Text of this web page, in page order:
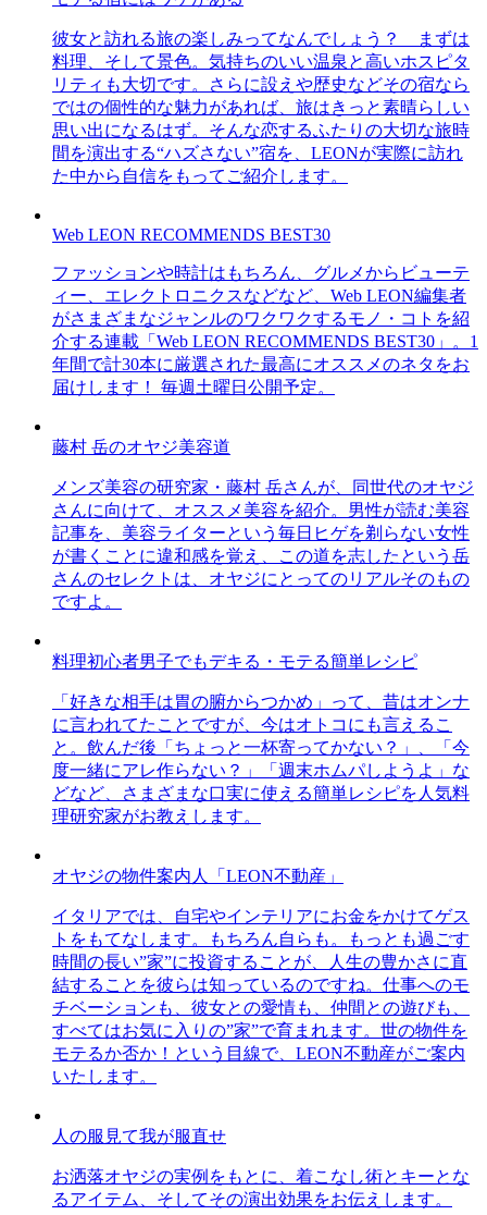
彼女と訪れる旅の楽しみってなんでしょう？ まずは
料理、そして景色。気持ちのいい温泉と高いホスピタ
リティも大切です。さらに設えや歴史などその宿なら
ではの個性的な魅力があれば、旅はきっと素晴らしい
思い出になるはず。そんな恋するふたりの大切な旅時
間を演出する“ハズさない”宿を、LEONが実際に訪れ
た中から自信をもってご紹介します。
Web LEON RECOMMENDS BEST30
ファッションや時計はもちろん、グルメからビューテ
ィー、エレクトロニクスなどなど、Web LEON編集者
がさまざまなジャンルのワクワクするモノ・コトを紹
介する連載「Web LEON RECOMMENDS BEST30」。1
年間で計30本に厳選された最高にオススメのネタをお
届けします！ 毎週土曜日公開予定。
藤村 岳のオヤジ美容道
メンズ美容の研究家・藤村 岳さんが、同世代のオヤジ
さんに向けて、オススメ美容を紹介。男性が読む美容
記事を、美容ライターという毎日ヒゲを剃らない女性
が書くことに違和感を覚え、この道を志したという岳
さんのセレクトは、オヤジにとってのリアルそのもの
ですよ。
料理初心者男子でもデキる・モテる簡単レシピ
「好きな相手は胃の腑からつかめ」って、昔はオンナ
に言われてたことですが、今はオトコにも言えるこ
と。飲んだ後「ちょっと一杯寄ってかない？」、「今
度一緒にアレ作らない？」「週末ホムパしようよ」な
どなど、さまざまな口実に使える簡単レシピを人気料
理研究家がお教えします。
オヤジの物件案内人「LEON不動産」
イタリアでは、自宅やインテリアにお金をかけてゲス
トをもてなします。もちろん自らも。もっとも過ごす
時間の長い”家”に投資することが、人生の豊かさに直
結することを彼らは知っているのですね。仕事へのモ
チベーションも、彼女との愛情も、仲間との遊びも、
すべてはお気に入りの”家”で育まれます。世の物件を
モテるか否か！という目線で、LEON不動産がご案内
いたします。
人の服見て我が服直せ
お洒落オヤジの実例をもとに、着こなし術とキーとな
るアイテム、そしてその演出効果をお伝えします。